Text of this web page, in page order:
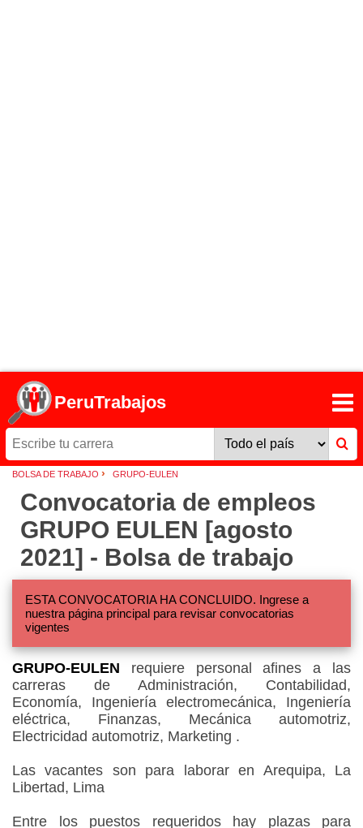
PeruTrabajos
BOLSA DE TRABAJO › GRUPO-EULEN
Convocatoria de empleos
GRUPO EULEN [agosto
2021] - Bolsa de trabajo
ESTA CONVOCATORIA HA CONCLUIDO. Ingrese a
nuestra página principal para revisar convocatorias
vigentes
GRUPO-EULEN requiere personal afines a las
carreras de Administración, Contabilidad,
Economía, Ingeniería electromecánica, Ingeniería
eléctrica, Finanzas, Mecánica automotriz,
Electricidad automotriz, Marketing .
Las vacantes son para laborar en Arequipa, La
Libertad, Lima
Entre los puestos requeridos hay plazas para